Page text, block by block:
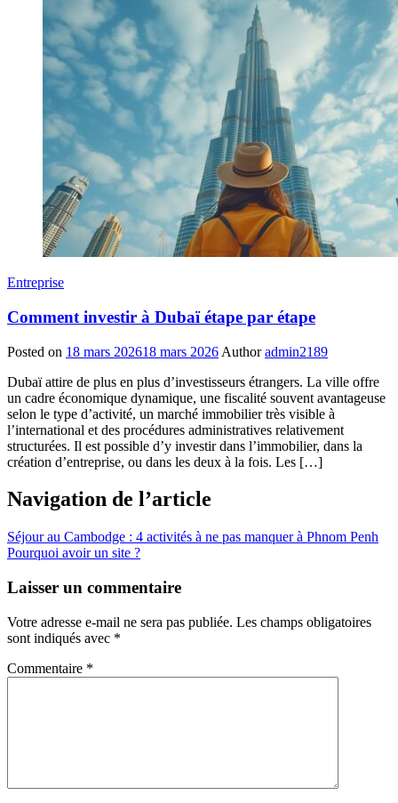
Entreprise
Comment investir à Dubaï étape par étape
Posted on 18 mars 202618 mars 2026 Author admin2189
Dubaï attire de plus en plus d’investisseurs étrangers. La ville offre
un cadre économique dynamique, une fiscalité souvent avantageuse
selon le type d’activité, un marché immobilier très visible à
l’international et des procédures administratives relativement
structurées. Il est possible d’y investir dans l’immobilier, dans la
création d’entreprise, ou dans les deux à la fois. Les […]
Navigation de l’article
Séjour au Cambodge : 4 activités à ne pas manquer à Phnom Penh
Pourquoi avoir un site ?
Laisser un commentaire
Votre adresse e-mail ne sera pas publiée. Les champs obligatoires
sont indiqués avec *
Commentaire *